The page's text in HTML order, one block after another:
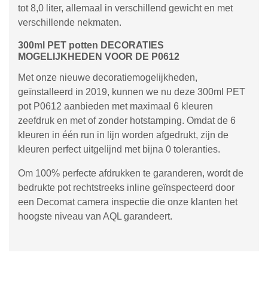
tot 8,0 liter, allemaal in verschillend gewicht en met
verschillende nekmaten.
300ml PET potten DECORATIES
MOGELIJKHEDEN VOOR DE P0612
Met onze nieuwe decoratiemogelijkheden,
geïnstalleerd in 2019, kunnen we nu deze 300ml PET
pot P0612 aanbieden met maximaal 6 kleuren
zeefdruk en met of zonder hotstamping. Omdat de 6
kleuren in één run in lijn worden afgedrukt, zijn de
kleuren perfect uitgelijnd met bijna 0 toleranties.
Om 100% perfecte afdrukken te garanderen, wordt de
bedrukte pot rechtstreeks inline geïnspecteerd door
een Decomat camera inspectie die onze klanten het
hoogste niveau van AQL garandeert.